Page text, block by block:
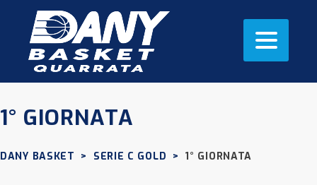
1° GIORNATA
DANY BASKET > SERIE C GOLD > 1° GIORNATA